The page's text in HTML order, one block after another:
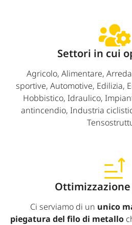
Settori in cui
Agricolo, Alimentare,
sportive, Automotive, Edilizia,
Hobbistico, Idraulico,
antincendio, Industria
Ci serviamo di un unico
piegatura del filo di metallo